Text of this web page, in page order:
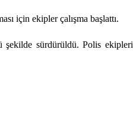
için ekipler çalışma başlattı.
şekilde sürdürüldü. Polis ekipleri